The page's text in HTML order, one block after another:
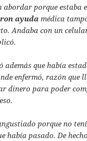
abordar porque estaba
ayuda médica
Andaba con un
además que había
enfermó, razón que
dinero para poder
porque no
había pasado. De